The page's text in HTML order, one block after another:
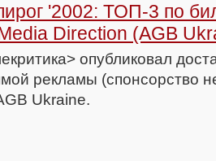
'2002: ТОП-3 по
Direction (AGB
опубликовал
рекламы (спонсорство
Ukraine.